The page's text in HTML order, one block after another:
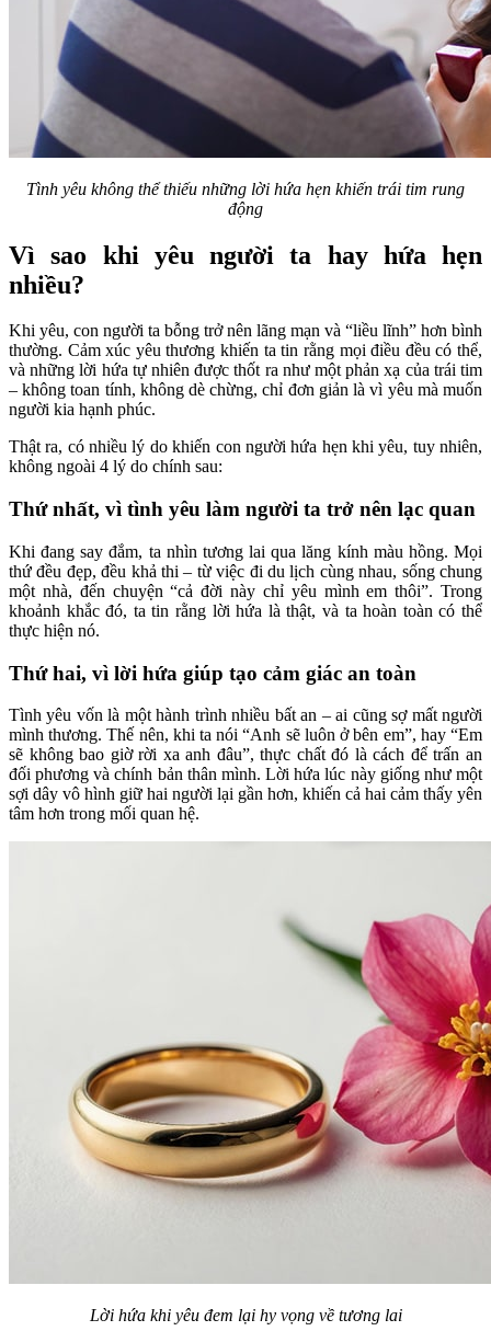
Tình yêu không thể thiếu những lời hứa hẹn khiến trái tim rung
động
Vì sao khi yêu người ta hay hứa hẹn
nhiều?
Khi yêu, con người ta bỗng trở nên lãng mạn và “liều lĩnh” hơn bình
thường. Cảm xúc yêu thương khiến ta tin rằng mọi điều đều có thể,
và những lời hứa tự nhiên được thốt ra như một phản xạ của trái tim
– không toan tính, không dè chừng, chỉ đơn giản là vì yêu mà muốn
người kia hạnh phúc.
Thật ra, có nhiều lý do khiến con người hứa hẹn khi yêu, tuy nhiên,
không ngoài 4 lý do chính sau:
Thứ nhất, vì tình yêu làm người ta trở nên lạc quan
Khi đang say đắm, ta nhìn tương lai qua lăng kính màu hồng. Mọi
thứ đều đẹp, đều khả thi – từ việc đi du lịch cùng nhau, sống chung
một nhà, đến chuyện “cả đời này chỉ yêu mình em thôi”. Trong
khoảnh khắc đó, ta tin rằng lời hứa là thật, và ta hoàn toàn có thể
thực hiện nó.
Thứ hai, vì lời hứa giúp tạo cảm giác an toàn
Tình yêu vốn là một hành trình nhiều bất an – ai cũng sợ mất người
mình thương. Thế nên, khi ta nói “Anh sẽ luôn ở bên em”, hay “Em
sẽ không bao giờ rời xa anh đâu”, thực chất đó là cách để trấn an
đối phương và chính bản thân mình. Lời hứa lúc này giống như một
sợi dây vô hình giữ hai người lại gần hơn, khiến cả hai cảm thấy yên
tâm hơn trong mối quan hệ.
Lời hứa khi yêu đem lại hy vọng về tương lai